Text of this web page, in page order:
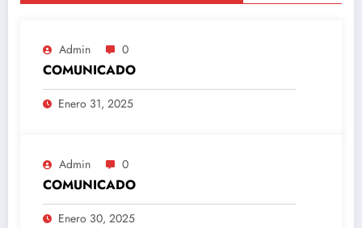
Admin 0
COMUNICADO
Enero 31, 2025
Admin 0
COMUNICADO
Enero 30, 2025